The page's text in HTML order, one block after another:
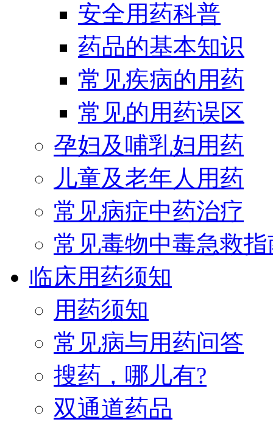
安全用药科普
药品的基本知识
常见疾病的用药
常见的用药误区
孕妇及哺乳妇用药
儿童及老年人用药
常见病症中药治疗
常见毒物中毒急救指
临床用药须知
用药须知
常见病与用药问答
搜药，哪儿有?
双通道药品